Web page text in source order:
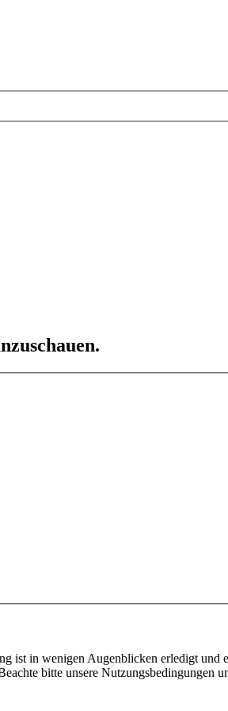
ist in wenigen Augenblicken erledigt
bitte unsere Nutzungsbedingungen